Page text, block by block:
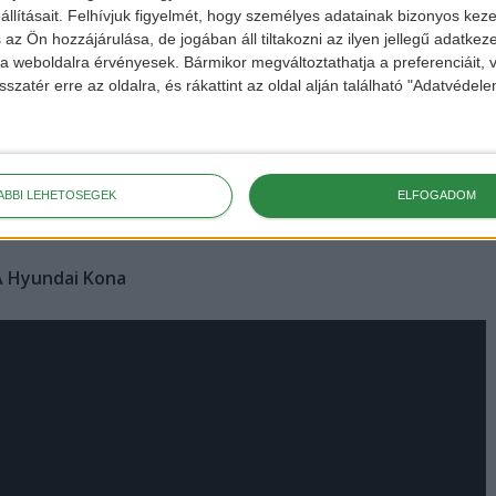
Felhívjuk figyelmét, hogy személyes adatainak bizonyos
Ön hozzájárulása, de jogában áll tiltakozni az ilyen jellegű
weboldalra érvényesek. Bármikor megváltoztathatja a preferenciáit,
erre az oldalra, és rákattint az oldal alján található
LEHETŐSÉGEK ELFOGADOM
számára. A Hyundai elmondta, hogy még tesztelik a
ha a kocsi reális távokat tudna megtenni
a koreai vállalattól, ami nem akar megfelelni az
Az egyik legjobb hír viszont, hogy az eddigi tervek
forint körül kerül majd ki a piacra. Kíváncsian várjuk a
Kona